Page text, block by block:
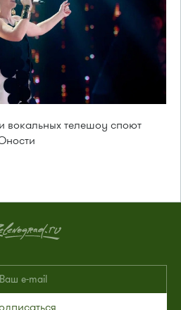
вокальных телешоу споют